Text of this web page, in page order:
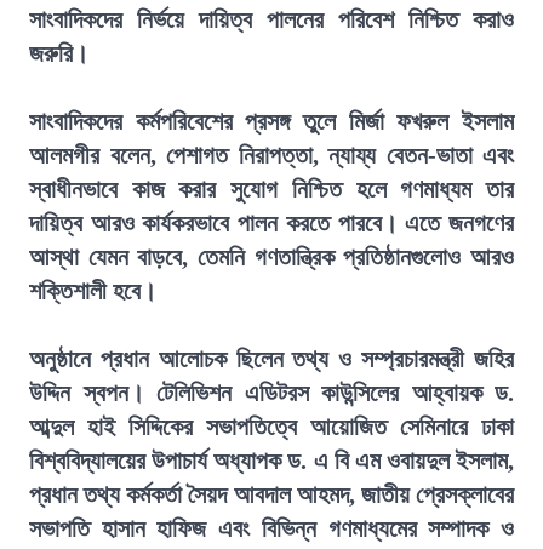
সাংবাদিকদের নির্ভয়ে দায়িত্ব পালনের পরিবেশ নিশ্চিত করাও
জরুরি।
সাংবাদিকদের কর্মপরিবেশের প্রসঙ্গ তুলে মির্জা ফখরুল ইসলাম
আলমগীর বলেন, পেশাগত নিরাপত্তা, ন্যায্য বেতন-ভাতা এবং
স্বাধীনভাবে কাজ করার সুযোগ নিশ্চিত হলে গণমাধ্যম তার
দায়িত্ব আরও কার্যকরভাবে পালন করতে পারবে। এতে জনগণের
আস্থা যেমন বাড়বে, তেমনি গণতান্ত্রিক প্রতিষ্ঠানগুলোও আরও
শক্তিশালী হবে।
অনুষ্ঠানে প্রধান আলোচক ছিলেন তথ্য ও সম্প্রচারমন্ত্রী জহির
উদ্দিন স্বপন। টেলিভিশন এডিটরস কাউন্সিলের আহ্বায়ক ড.
আব্দুল হাই সিদ্দিকের সভাপতিত্বে আয়োজিত সেমিনারে ঢাকা
বিশ্ববিদ্যালয়ের উপাচার্য অধ্যাপক ড. এ বি এম ওবায়দুল ইসলাম,
প্রধান তথ্য কর্মকর্তা সৈয়দ আবদাল আহমদ, জাতীয় প্রেসক্লাবের
সভাপতি হাসান হাফিজ এবং বিভিন্ন গণমাধ্যমের সম্পাদক ও